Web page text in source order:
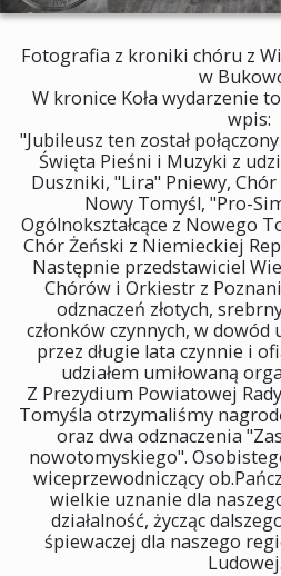
Fotografia z kroniki chóru z
w
W kronice Koła wydarzenie
wpis:
"Jubileusz ten został
Święta Pieśni i Muzyki z
Duszniki, "Lira" Pniewy,
Nowy Tomyśl, "Pro-
Ogólnokształcące z Nowego
Chór Żeński z Niemieckiej
Następnie przedstawiciel
Chórów i Orkiestr z
odznaczeń złotych,
członków czynnych, w
przez długie lata czynnie i
udziałem umiłowaną
Z Prezydium Powiatowej
Tomyśla otrzymaliśmy
oraz dwa odznaczenia
nowotomyskiego".
wiceprzewodniczący
wielkie uznanie dla
działalność, życząc
śpiewaczej dla naszego